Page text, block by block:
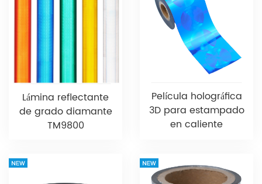
Lámina reflectante
de grado diamante
TM9800
Película holográfica
3D para estampado
en caliente